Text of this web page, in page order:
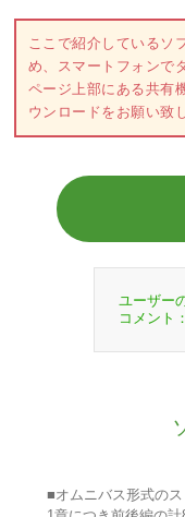
ここで紹介しているソ
め、スマートフォンで
ページ上部にある共有
ウンロードをお願い致
ユーザー
コメント：
■オムニバス形式の